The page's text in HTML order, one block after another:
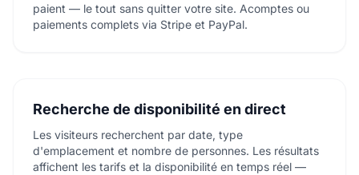
paient — le tout sans quitter votre site. Acomptes ou
paiements complets via Stripe et PayPal.
Recherche de disponibilité en direct
Les visiteurs recherchent par date, type
d'emplacement et nombre de personnes. Les résultats
affichent les tarifs et la disponibilité en temps réel —